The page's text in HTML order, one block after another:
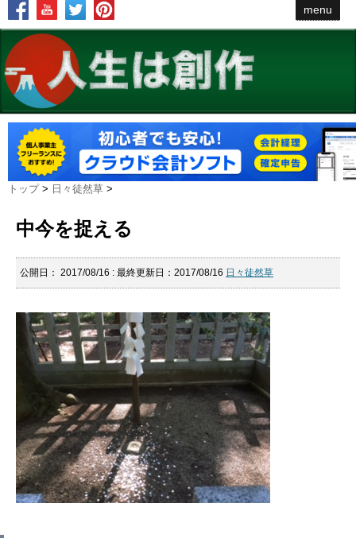
menu
トップ > 日々徒然草 >
中今を捉える
公開日： 2017/08/16 : 最終更新日：2017/08/16 日々徒然草